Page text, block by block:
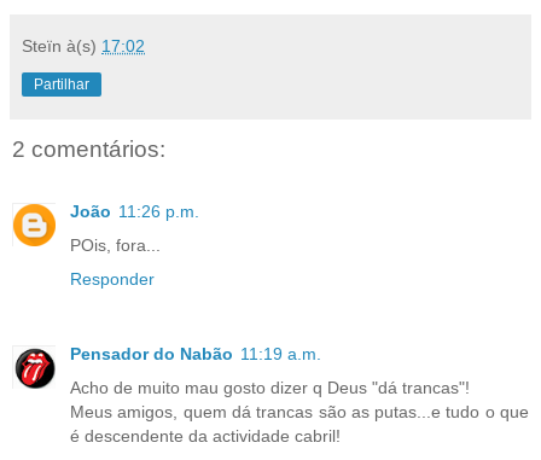
Steïn à(s) 17:02
Partilhar
2 comentários:
João 11:26 p.m.
POis, fora...
Responder
Pensador do Nabão 11:19 a.m.
Acho de muito mau gosto dizer q Deus "dá trancas"!
Meus amigos, quem dá trancas são as putas...e tudo o que
é descendente da actividade cabril!